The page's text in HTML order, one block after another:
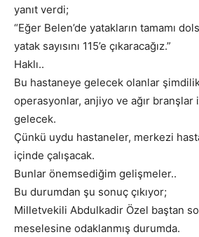
yanıt verdi;
“Eğer Belen’de yatakların tamamı
yatak sayısını 115’e çıkaracağız.”
Haklı..
Bu hastaneye gelecek olanlar
operasyonlar, anjiyo ve ağır branşlar
gelecek.
Çünkü uydu hastaneler, merkezi
içinde çalışacak.
Bunlar önemsediğim gelişmeler..
Bu durumdan şu sonuç çıkıyor;
Milletvekili Abdulkadir Özel baştan
meselesine odaklanmış durumda.